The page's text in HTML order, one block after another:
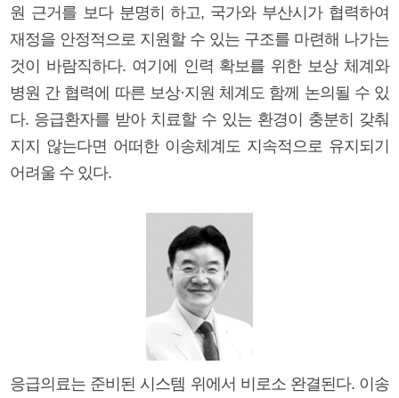
원 근거를 보다 분명히 하고, 국가와 부산시가 협력하여
재정을 안정적으로 지원할 수 있는 구조를 마련해 나가는
것이 바람직하다. 여기에 인력 확보를 위한 보상 체계와
병원 간 협력에 따른 보상·지원 체계도 함께 논의될 수 있
다. 응급환자를 받아 치료할 수 있는 환경이 충분히 갖춰
지지 않는다면 어떠한 이송체계도 지속적으로 유지되기
어려울 수 있다.
응급의료는 준비된 시스템 위에서 비로소 완결된다. 이송